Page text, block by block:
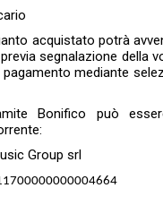
acquistato potrà
segnalazione della
mediante
Bonifico può
Group srl